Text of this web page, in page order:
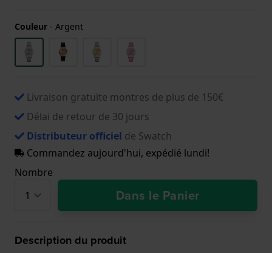
Couleur - Argent
Livraison gratuite montres de plus de 150€
Délai de retour de 30 jours
Distributeur officiel de Swatch
Commandez aujourd'hui, expédié lundi!
Nombre
Dans le Panier
Description du produit